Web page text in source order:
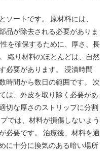
ソートです。 原材料には、
品が除去される必要がありま
を確保するために、厚さ、長
織り材料のほとんどは、自然
必要があります。 浸漬時間
時間から数日の範囲です。 次
は、外皮を取り除く必要があ
切な厚さのストリップに分割
では、材料が損傷しないよう
必要です。 治療後、材料を適
に十分に換気のある暗い場所